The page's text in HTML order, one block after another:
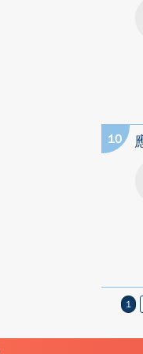
10
1